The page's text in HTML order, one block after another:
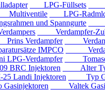
LPG-Füllsets
LPG-
und Spanngurte
Verdampfer-
Verdampfer
IMPCO
Verdampfer
Injektoren Alter Typ
Landi Injektoren Typ GI-
Valtek